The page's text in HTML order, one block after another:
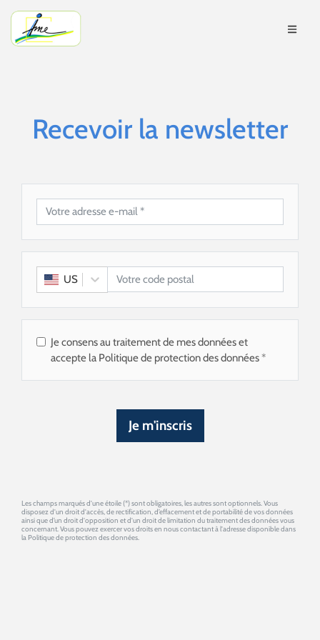
Recevoir la newsletter
US
Je consens au traitement de mes données et
accepte la Politique de protection des données
Je m'inscris
Les champs marqués d'une étoile (*) sont obligatoires, les autres sont optionnels. Vous
disposez d'un droit d'accès, de rectification, d’effacement et de portabilité de vos données
ainsi que d’un droit d'opposition et d'un droit de limitation du traitement des données vous
concernant. Vous pouvez exercer vos droits en nous contactant à l'adresse disponible dans
la Politique de protection des données.